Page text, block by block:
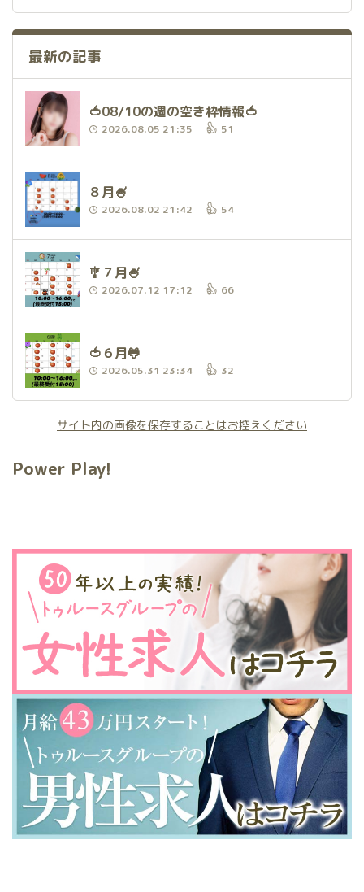
最新の記事
🍅08/10の週の空き枠情報🍅
2026.08.05 21:35 51
８月🍧
2026.08.02 21:42 54
🎐７月🍧
2026.07.12 17:12 66
🍅６月🐸
2026.05.31 23:34 32
サイト内の画像を保存することはお控えください
Power Play!